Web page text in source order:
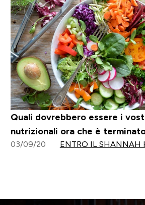
Quali dovrebbero essere i
nutrizionali ora che è
03/09/20 ENTRO IL SHANNAH